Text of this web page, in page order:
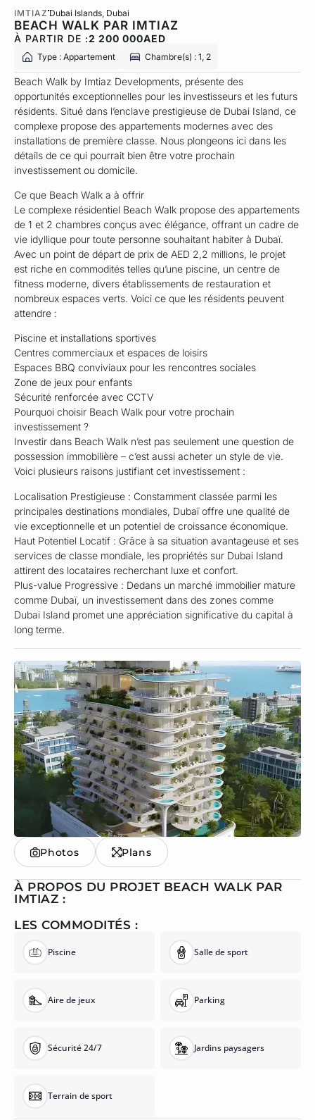
IMTIAZ Dubai Islands , Dubai
BEACH WALK PAR IMTIAZ
À PARTIR DE :2 200 000AED
Type : Appartement Chambre(s) : 1, 2
Beach Walk by Imtiaz Developments, présente des
opportunités exceptionnelles pour les investisseurs et les futurs
résidents. Situé dans l’enclave prestigieuse de Dubai Island, ce
complexe propose des appartements modernes avec des
installations de première classe. Nous plongeons ici dans les
détails de ce qui pourrait bien être votre prochain
investissement ou domicile.
Ce que Beach Walk a à offrir
Le complexe résidentiel Beach Walk propose des appartements
de 1 et 2 chambres conçus avec élégance, offrant un cadre de
vie idyllique pour toute personne souhaitant habiter à Dubaï.
Avec un point de départ de prix de AED 2,2 millions, le projet
est riche en commodités telles qu’une piscine, un centre de
fitness moderne, divers établissements de restauration et
nombreux espaces verts. Voici ce que les résidents peuvent
attendre :
Piscine et installations sportives
Centres commerciaux et espaces de loisirs
Espaces BBQ conviviaux pour les rencontres sociales
Zone de jeux pour enfants
Sécurité renforcée avec CCTV
Pourquoi choisir Beach Walk pour votre prochain
investissement ?
Investir dans Beach Walk n’est pas seulement une question de
possession immobilière – c’est aussi acheter un style de vie.
Voici plusieurs raisons justifiant cet investissement :
Localisation Prestigieuse : Constamment classée parmi les
principales destinations mondiales, Dubaï offre une qualité de
vie exceptionnelle et un potentiel de croissance économique.
Haut Potentiel Locatif : Grâce à sa situation avantageuse et ses
services de classe mondiale, les propriétés sur Dubai Island
attirent des locataires recherchant luxe et confort.
Plus-value Progressive : Dedans un marché immobilier mature
comme Dubaï, un investissement dans des zones comme
Dubai Island promet une appréciation significative du capital à
long terme.
Photos Plans
À PROPOS DU PROJET BEACH WALK PAR
IMTIAZ :
LES COMMODITÉS :
Piscine Salle de sport
Aire de jeux Parking
Sécurité 24/7 Jardins paysagers
Terrain de sport